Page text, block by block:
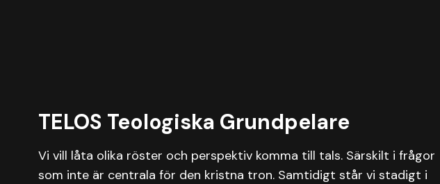
TELOS Teologiska Grundpelare
Vi vill låta olika röster och perspektiv komma till tals. Särskilt i frågor
som inte är centrala för den kristna tron. Samtidigt står vi stadigt i